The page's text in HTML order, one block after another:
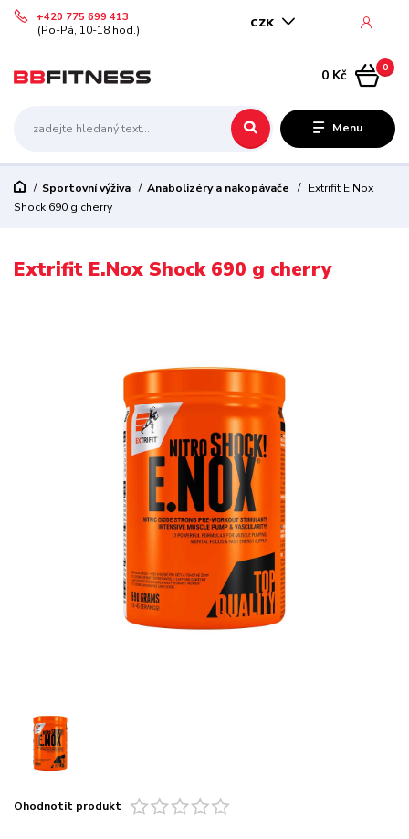
Menu
CZK
+420 775 699 413
(Po-Pá, 10-18 hod.)
0
0 Kč
Sportovní výživa Anabolizéry a nakopávače
Extrifit E.Nox
Shock 690 g cherry
Extrifit E.Nox Shock 690 g cherry
Ohodnotit produkt